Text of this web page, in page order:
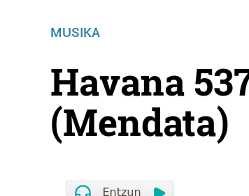
MUSIKA
Havana
(Mendata)